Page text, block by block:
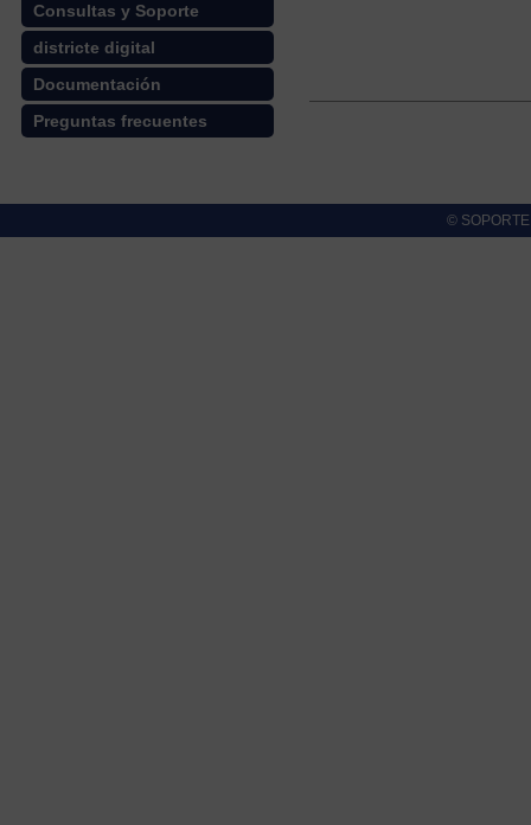
Consultas y Soporte
districte digital
Documentación
Preguntas frecuentes
©